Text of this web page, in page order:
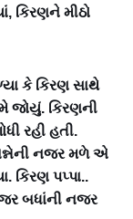
કિરણને મીઠો
કે કિરણ સાથે
જોયું. કિરણની
રહી હતી.
નજર મળે એ
કિરણ પપ્પા..
બધાંની નજર